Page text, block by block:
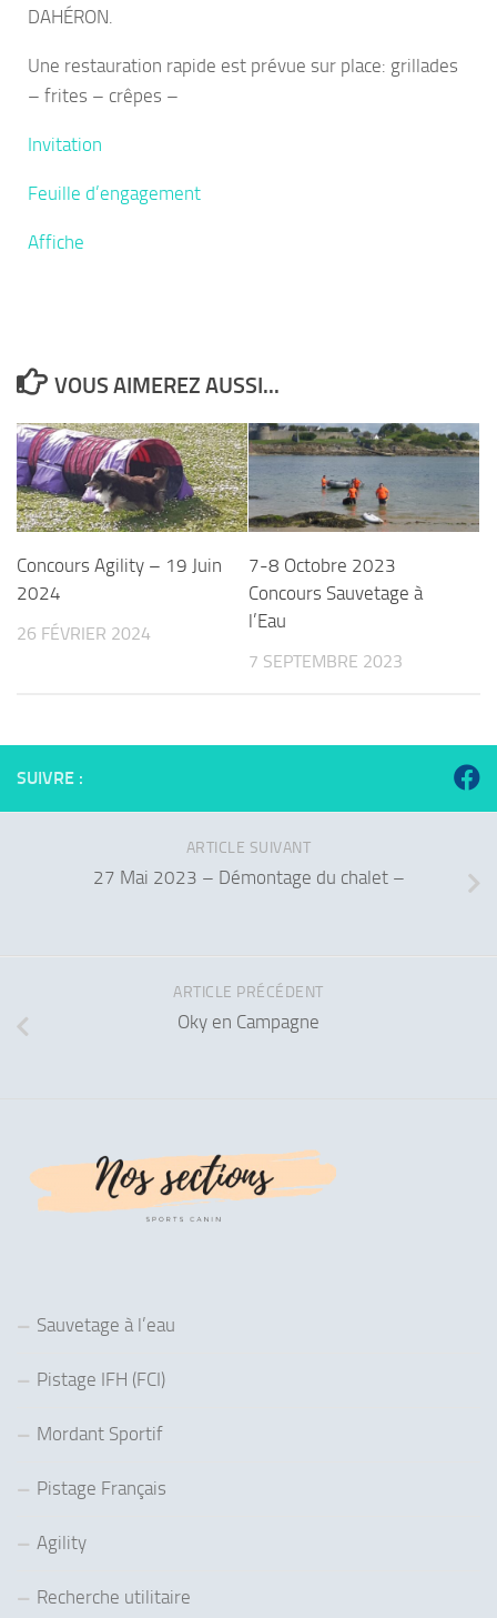
DAHÉRON.
Une restauration rapide est prévue sur place: grillades
– frites – crêpes –
Invitation
Feuille d’engagement
Affiche
VOUS AIMEREZ AUSSI...
Concours Agility – 19 Juin
2024
26 FÉVRIER 2024
7-8 Octobre 2023
Concours Sauvetage à
l’Eau
7 SEPTEMBRE 2023
SUIVRE :
ARTICLE SUIVANT
27 Mai 2023 – Démontage du chalet –
ARTICLE PRÉCÉDENT
Oky en Campagne
Sauvetage à l’eau
Pistage IFH (FCI)
Mordant Sportif
Pistage Français
Agility
Recherche utilitaire